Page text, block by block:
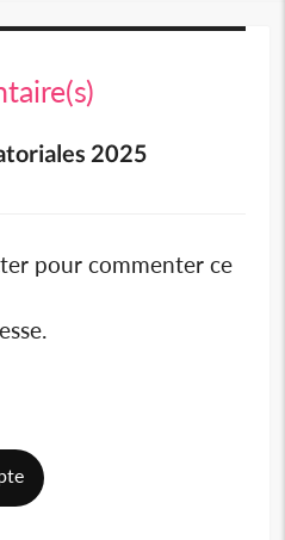
2025
pour commenter ce